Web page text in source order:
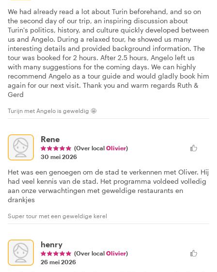
We had already read a lot about Turin beforehand, and so on
the second day of our trip, an inspiring discussion about
Turin's politics, history, and culture quickly developed between
us and Angelo. During a relaxed tour, he showed us many
interesting details and provided background information. The
tour was booked for 2 hours. After 2.5 hours, Angelo left us
with many suggestions for the coming days. We can highly
recommend Angelo as a tour guide and would gladly book him
again for our next visit. Thank you and warm regards Ruth &
Gerd
Turijn met Angelo is geweldig 🤩
Rene
(Over local Olivier)
30 mei 2026
Het was een genoegen om de stad te verkennen met Oliver. Hij
had veel kennis van de stad. Het programma voldeed volledig
aan onze verwachtingen met geweldige restaurants en
drankjes
Super tour met een geweldige kerel
henry
(Over local Olivier)
26 mei 2026